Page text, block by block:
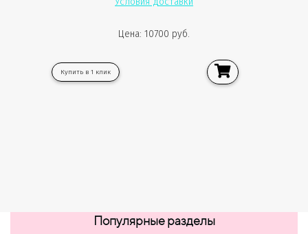
Условия доставки
Цена: 10700 руб.
Купить в 1 клик
Популярные разделы